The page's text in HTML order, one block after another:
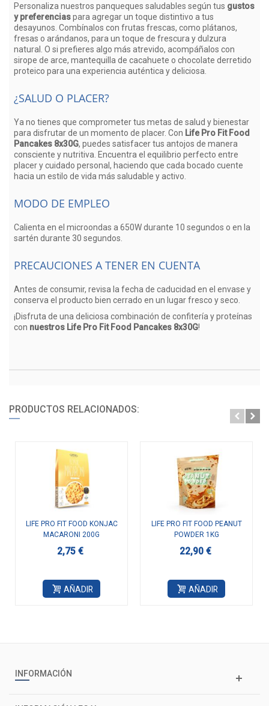
Personaliza nuestros panqueques saludables según tus gustos
y preferenciaspara agregar un toque distintivo a tus
desayunos. Combínalos con frutas frescas, como plátanos,
fresas o arándanos, para un toque de frescura y dulzura
natural. O si prefieres algo más atrevido, acompáñalos con
sirope de arce, mantequilla de cacahuete o chocolate derretido
proteico para una experiencia auténtica y deliciosa.
¿SALUD O PLACER?
Ya no tienes que comprometer tus metas de salud y bienestar
para disfrutar de un momento de placer. Con Life Pro Fit Food
Pancakes 8x30G, puedes satisfacer tus antojos de manera
consciente y nutritiva. Encuentra el equilibrio perfecto entre
placer y cuidado personal, haciendo que cada bocado cuente
hacia un estilo de vida más saludable y activo.
MODO DE EMPLEO
Calienta en el microondas a 650W durante 10 segundos o en la
sartén durante 30 segundos.
PRECAUCIONES A TENER EN CUENTA
Antes de consumir, revisa la fecha de caducidad en el envase y
conserva el producto bien cerrado en un lugar fresco y seco.
¡Disfruta de una deliciosa combinación de confitería y proteínas
con nuestros Life Pro Fit Food Pancakes 8x30G!
PRODUCTOS RELACIONADOS:
LIFE PRO FIT FOOD KONJAC
MACARONI 200G
2,75 €
AÑADIR
LIFE PRO FIT FOOD PEANUT
POWDER 1KG
22,90 €
AÑADIR
INFORMACIÓN